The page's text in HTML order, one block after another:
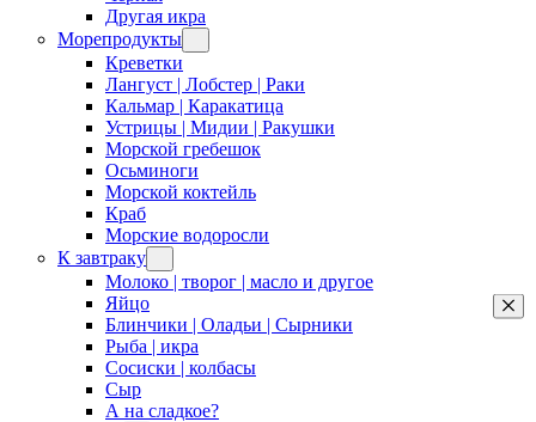
Другая икра
Морепродукты
Креветки
Лангуст | Лобстер | Раки
Кальмар | Каракатица
Устрицы | Мидии | Ракушки
Морской гребешок
Осьминоги
Морской коктейль
Краб
Морские водоросли
К завтраку
Молоко | творог | масло и другое
Яйцо
Блинчики | Оладьи | Сырники
Рыба | икра
Сосиски | колбасы
Сыр
А на сладкое?